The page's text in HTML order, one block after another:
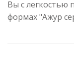
Вы с легкостью
формах "Ажур